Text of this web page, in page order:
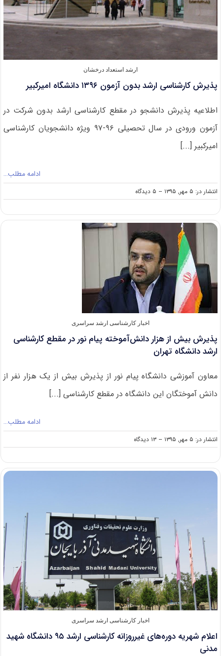
سراسری
ارشد استعداد درخشان
پذیرش کارشناسی ارشد بدون آزمون ۱۳۹۶ دانشگاه امیرکبیر
اطلاعیه پذیرش دانشجو در مقطع کارشناسی ارشد بدون شرکت در
آزمون ورودی در سال تحصیلی ۹۶-۹۷ ویژه دانشجویان کارشناسی
امیرکبیر [...]
ادامه مطلب…
انتشار در: ۵ مهر, ۱۳۹۵ -- ۵ دیدگاه
on
پذیرش
ارشد
آزمون
۱۳۹۶
دانشگاه
امیرکبیر
اخبار کارشناسی ارشد سراسری
پذیرش بیش از هزار دانش‌آموخته پیام نور در مقطع کارشناسی
ارشد دانشگاه تهران
معاون آموزشی دانشگاه پیام نور از پذیرش بیش از یک هزار نفر از
دانش آموختگان این دانشگاه در مقطع کارشناسی [...]
ادامه مطلب…
انتشار در: ۵ مهر, ۱۳۹۵ -- ۱۳ دیدگاه
on
پذیرش
از
مقطع
کارشناسی
ارشد
دانشگاه
تهران
اخبار کارشناسی ارشد سراسری
اعلام شهریه دوره‌های غیرروزانه کارشناسی ارشد ۹۵ دانشگاه شهید
مدنی